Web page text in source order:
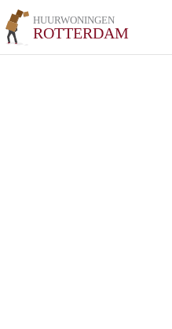
HUURWONINGEN
ROTTERDAM